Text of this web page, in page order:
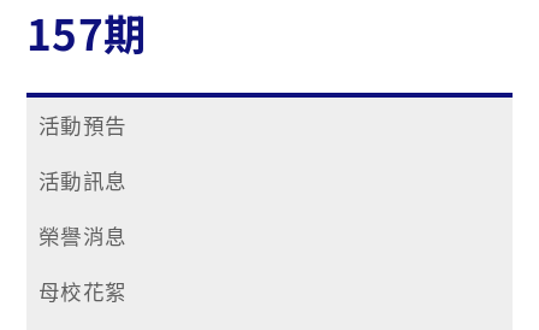
157期
活動預告
活動訊息
榮譽消息
母校花絮